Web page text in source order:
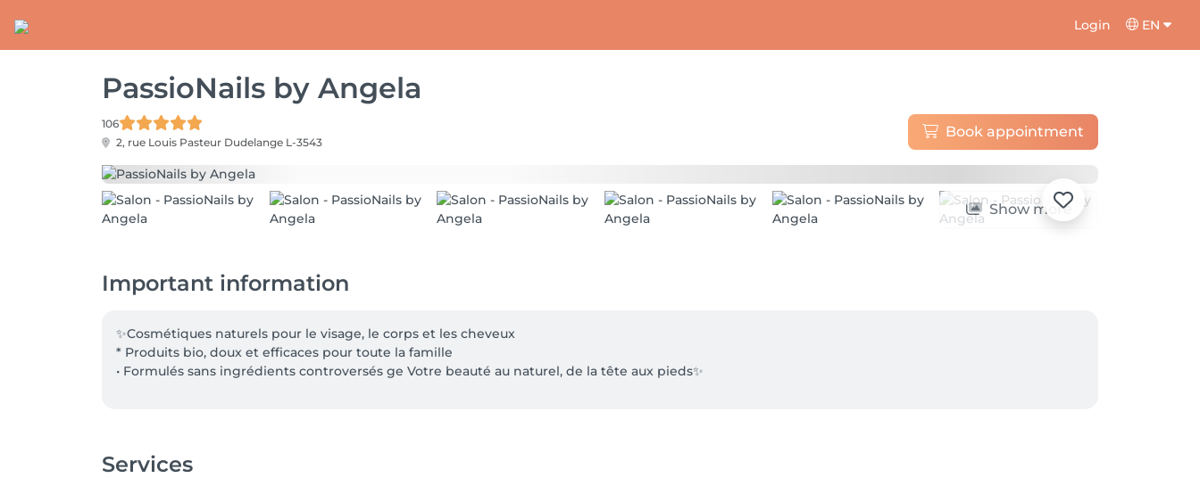
Login EN
PassioNails by Angela
106
2, rue Louis Pasteur Dudelange L-3543
Book appointment
Show more
Important information
✨Cosmétiques naturels pour le visage, le corps et les cheveux
* Produits bio, doux et efficaces pour toute la famille
• Formulés sans ingrédients controversés ge Votre beauté au naturel, de la tête aux pieds✨
Services